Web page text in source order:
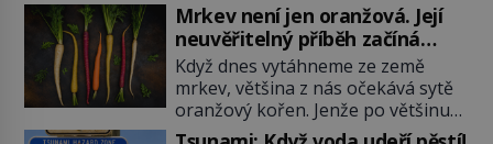
Mrkev není jen oranžová. Její
neuvěřitelný příběh začíná
fialovou barvou
Když dnes vytáhneme ze země
mrkev, většina z nás očekává sytě
oranžový kořen. Jenže po většinu
své historie je mrkev všechno